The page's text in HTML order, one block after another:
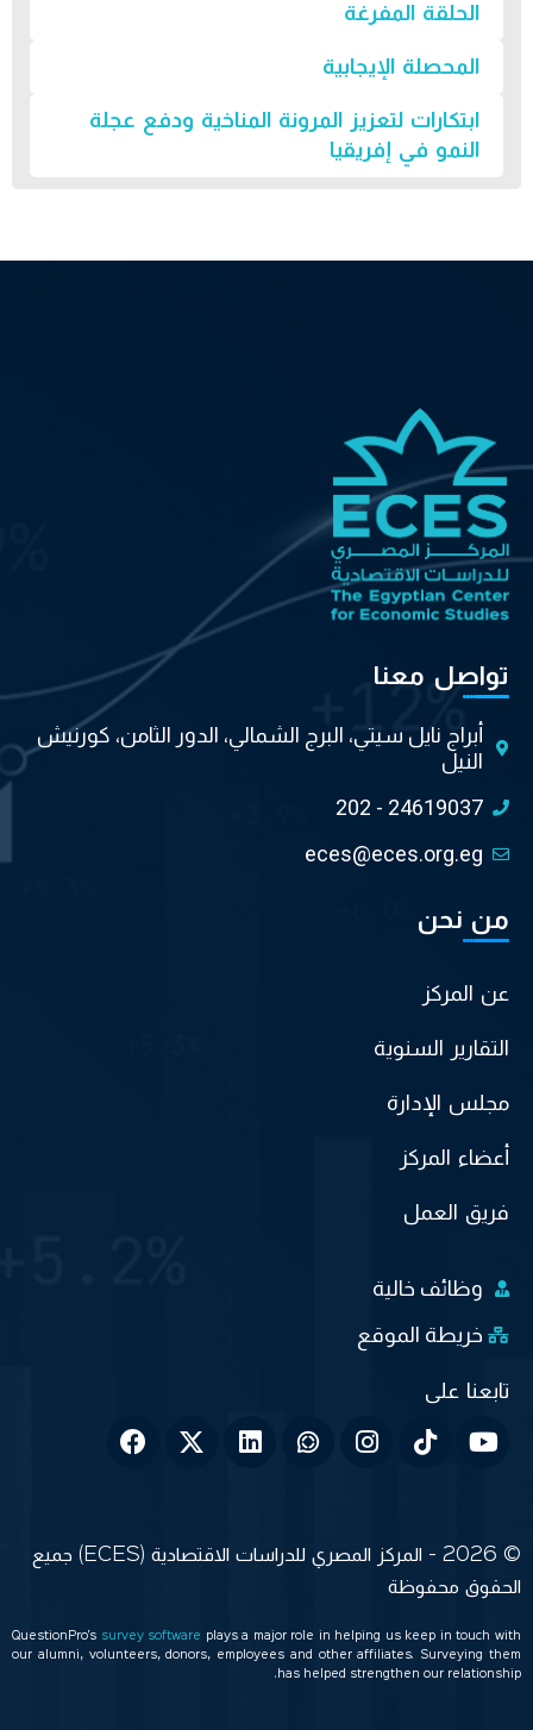
الحلقة المفرغة
المحصلة الإيجابية
ابتكارات لتعزيز المرونة المناخية ودفع عجلة
النمو في إفريقيا
تواصل معنا
أبراج نايل سيتي، البرج الشمالي، الدور الثامن، كورنيش
النيل
202 - 24619037
eces@eces.org.eg
من نحن
عن المركز
التقارير السنوية
مجلس الإدارة
أعضاء المركز
فريق العمل
وظائف خالية
خريطة الموقع
© 2026 - المركز المصري للدراسات الاقتصادية (ECES) جميع
الحقوق محفوظة
QuestionPro’s survey software
plays a major role in helping us keep in touch with
our alumni, volunteers, donors, employees and other affiliates. Surveying them
has helped strengthen our relationship.